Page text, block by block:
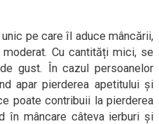
pe care îl aduce mâncării,
Cu cantități mici, se
gust. În cazul persoanelor
apar pierderea apetitului și
poate contribuii la pierderea
în mâncare câteva ierburi și